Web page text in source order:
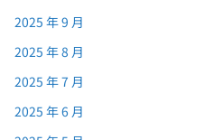
2025 年 9 月
2025 年 8 月
2025 年 7 月
2025 年 6 月